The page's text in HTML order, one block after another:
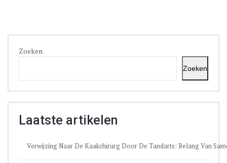
Zoeken
Zoeken
Laatste artikelen
Verwijzing Naar De Kaakchirurg Door De Tandarts: Belang Van